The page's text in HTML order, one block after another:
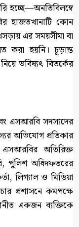
হচ্ছে—অনতিবিলম্বে
হাজতখানাটি কোন
এর সময়সীমা বা
করা হয়নি। চূড়ান্ত
ভবিষ্যৎ বিতর্কের
এসআরবি সদস্যদের
অভিযোগ প্রতিকার
এসআরবির অতিরিক্ত
পুলিশ অধিদফতরের
লিগ্যাল ও মিডিয়া
প্রশাসনে কমপক্ষে
একজন ব্যক্তিকে